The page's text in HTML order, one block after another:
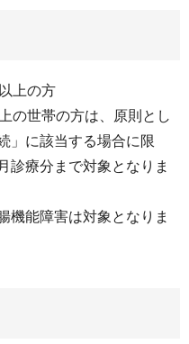
上の方
の世帯の方は、原則とし
」に該当する場合に限
診療分まで対象となりま
機能障害は対象となりま